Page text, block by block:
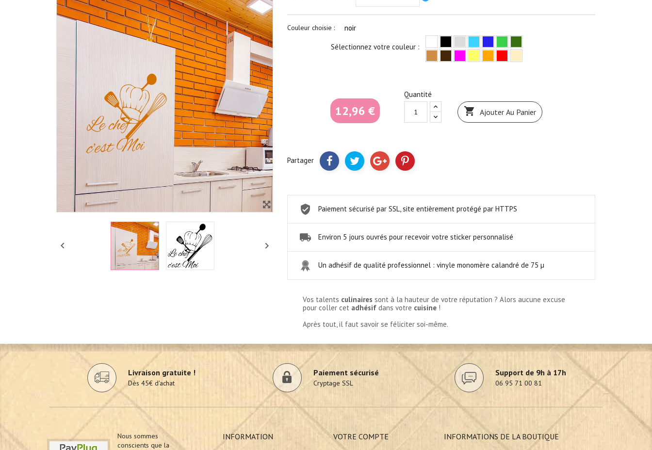
 
Couleur choisie :
Sélectionnez votre couleur :
12,96 €
Quantité
 Ajouter Au Panier
Partager
Paiement sécurisé par SSL, site entièrement protégé par HTTPS
Environ 5 jours ouvrés pour recevoir votre sticker personnalisé
Un adhésif de qualité professionnel : vinyle monomère calandré de 75 µ
Vos talents culinaires sont à la hauteur de votre réputation ? Alors aucune excuse
pour coller cet adhésifdans votre cuisine!
Après tout, il faut savoir se féliciter soi-même.
Livraison gratuite !
Dès 45€ d'achat
Paiement sécurisé
Cryptage SSL
Support de 9h à 17h
06 95 71 00 81
Nous sommes
conscients que la
INFORMATION VOTRE COMPTE INFORMATIONS DE LA BOUTIQUE